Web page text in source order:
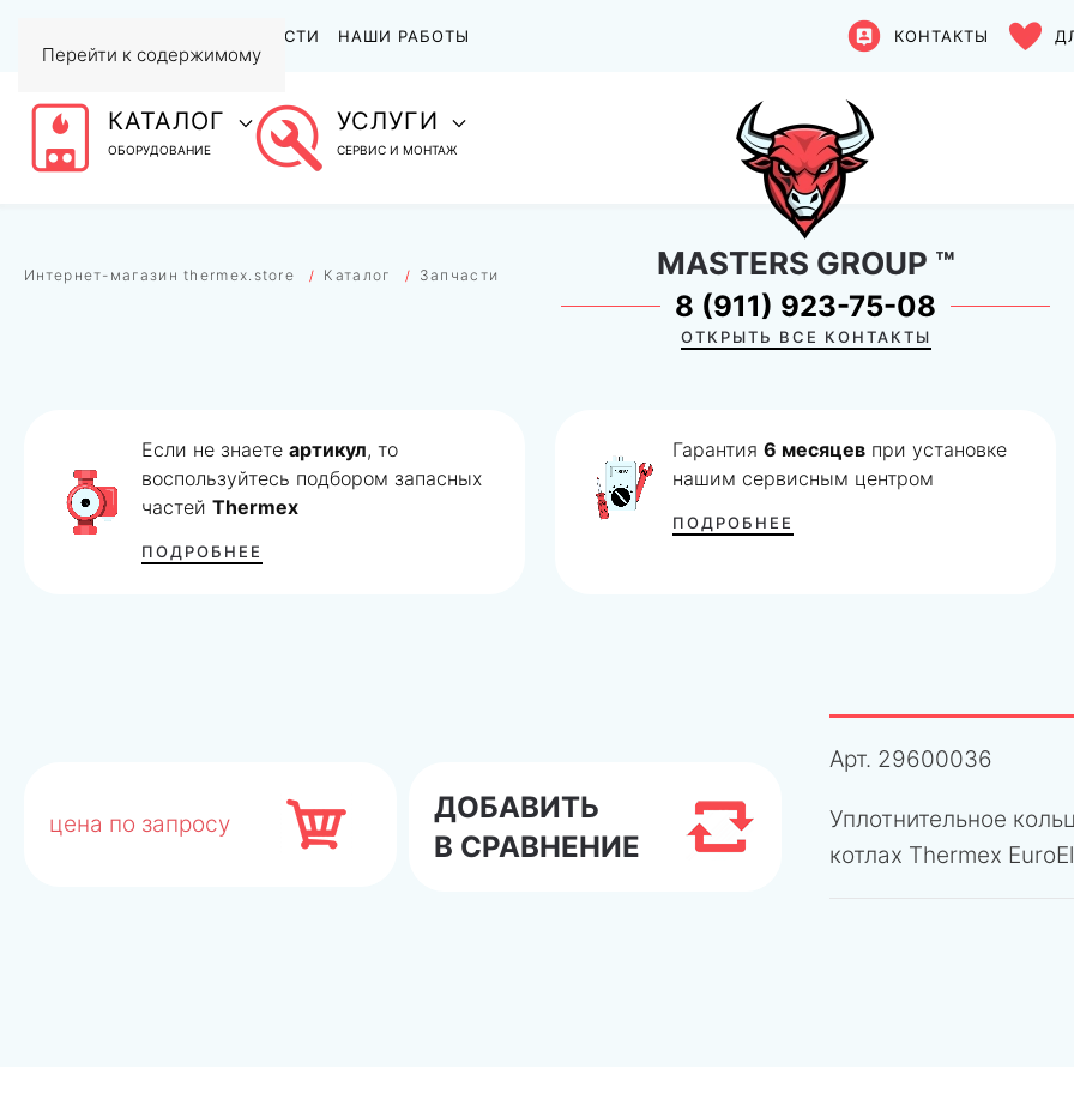
Перейти к содержимому
СТАТЬИ И НОВОСТИ НАШИ РАБОТЫ КОНТАКТЫ
КАТАЛОГ
ОБОРУДОВАНИЕ
УСЛУГИ
СЕРВИС И МОНТАЖ
Интернет-магазин thermex.store Каталог Запчасти MASTERS GROUP ™
8 (911) 923-75-08
ОТКРЫТЬ ВСЕ КОНТАКТЫ
Если не знаетеартикул, то
воспользуйтесь подбором запасных
частейThermex
ПОДРОБНЕЕ
Гарантия6 месяцев при установке
нашим сервисным центром
ПОДРОБНЕЕ
цена по запросу
ДОБАВИТЬ
В СРАВНЕНИЕ
Арт. 29600036
Уплотнительное
котлах Thermex